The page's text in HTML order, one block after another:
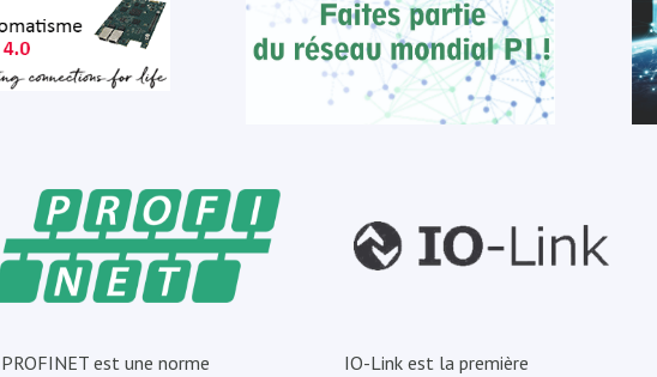
PROFINET est une norme
IO-Link est la première